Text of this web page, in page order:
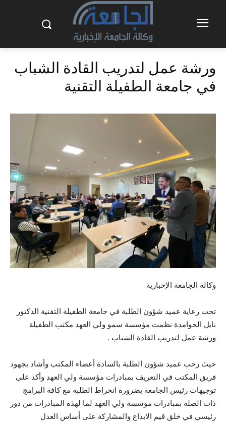
ورشة عمل لتدريب القادة الشباب
في جامعة الطفيلة التقنية
وكالة الجامعة الإخبارية
تحت رعاية عميد شؤون الطلبة في جامعة الطفيلة التقنية الدكتور
نايل الحوامدة نظمت مؤسسة سمو ولي العهد مكتب الطفيلة
ورشة عمل لتدريب القادة الشباب .
حيث رحب عميد شؤون الطلبة بالسادة أعضاء المكتب وأشاد بجهود
فريق المكتب في التعريف بمبادرات مؤسسة ولي العهد وأكد على
توجيهات رئيس الجامعة بضرورة انخراط الطلبة مع كافة البرامج
ذات الصلة بمبادرات موسسة ولي العهد لما لهذه المبادرات من دور
رئيسي في خلق قيم الابداع والمشاركة على أساس العدل